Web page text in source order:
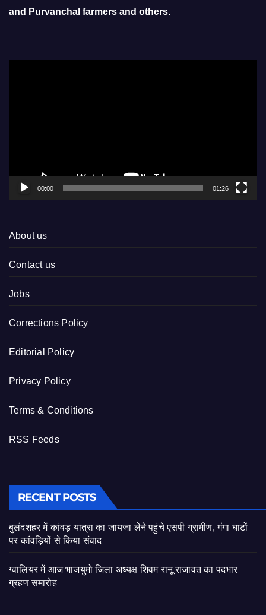
and Purvanchal farmers and others.
00:00 01:26
About us
Contact us
Jobs
Corrections Policy
Editorial Policy
Privacy Policy
Terms & Conditions
RSS Feeds
RECENT POSTS
बुलंदशहर में कांवड़ यात्रा का जायजा लेने पहुंचे एसपी ग्रामीण, गंगा घाटों
पर कांवड़ियों से किया संवाद
ग्वालियर में आज भाजयुमो जिला अध्यक्ष शिवम रानू राजावत का पदभार
ग्रहण समारोह